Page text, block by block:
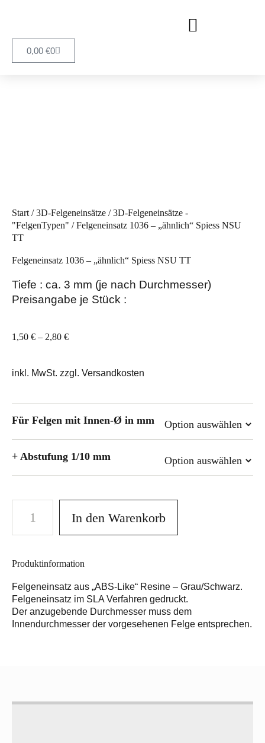
0,00 €0
Start /3D-Felgeneinsätze /3D-Felgeneinsätze -
"FelgenTypen" / Felgeneinsatz 1036 – „ähnlich“ Spiess NSU
TT
Felgeneinsatz 1036 – „ähnlich“ Spiess NSU TT
Tiefe : ca. 3 mm (je nach Durchmesser)
Preisangabe je Stück :
1,50 € – 2,80 €
inkl. MwSt. zzgl. Versandkosten
Für Felgen mit Innen-Ø in mm
+ Abstufung 1/10 mm
In den Warenkorb
Produktinformation
Felgeneinsatz aus „ABS-Like“ Resine – Grau/Schwarz.
Felgeneinsatz im SLA Verfahren gedruckt.
Der anzugebende Durchmesser muss dem
Innendurchmesser der vorgesehenen Felge entsprechen.